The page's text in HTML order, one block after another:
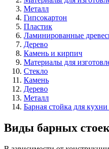
Металл
Гипсокартон
Пластик
Ламинированные
Дерево
Камень и кирпич
Материалы для
Стекло
Камень
Дерево
Металл
Барная стойка для
Виды барных стоек